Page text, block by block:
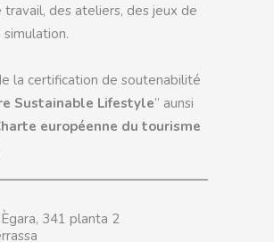
travail, des ateliers, des jeux de
la certification de soutenabilité
Sustainable Lifestyle” aunsi
européenne du tourisme
341 planta 2